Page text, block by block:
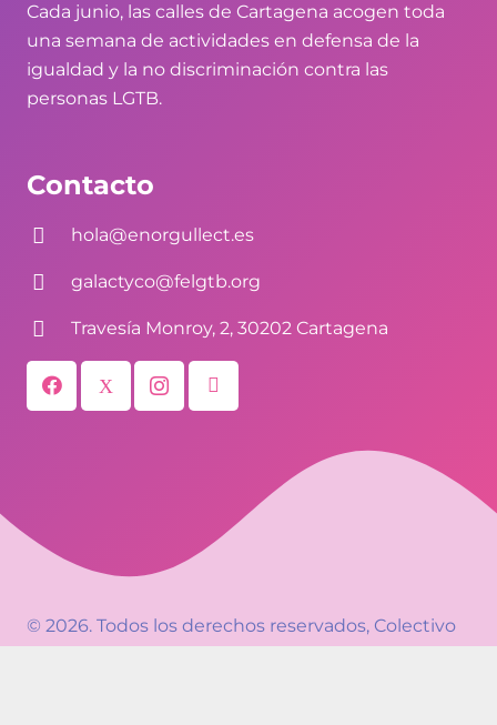
Cada junio, las calles de Cartagena acogen toda
una semana de actividades en defensa de la
igualdad y la no discriminación contra las
personas LGTB.
Contacto
hola@enorgullect.es
galactyco@felgtb.org
Travesía Monroy, 2, 30202 Cartagena
© 2026. Todos los derechos reservados, Colectivo